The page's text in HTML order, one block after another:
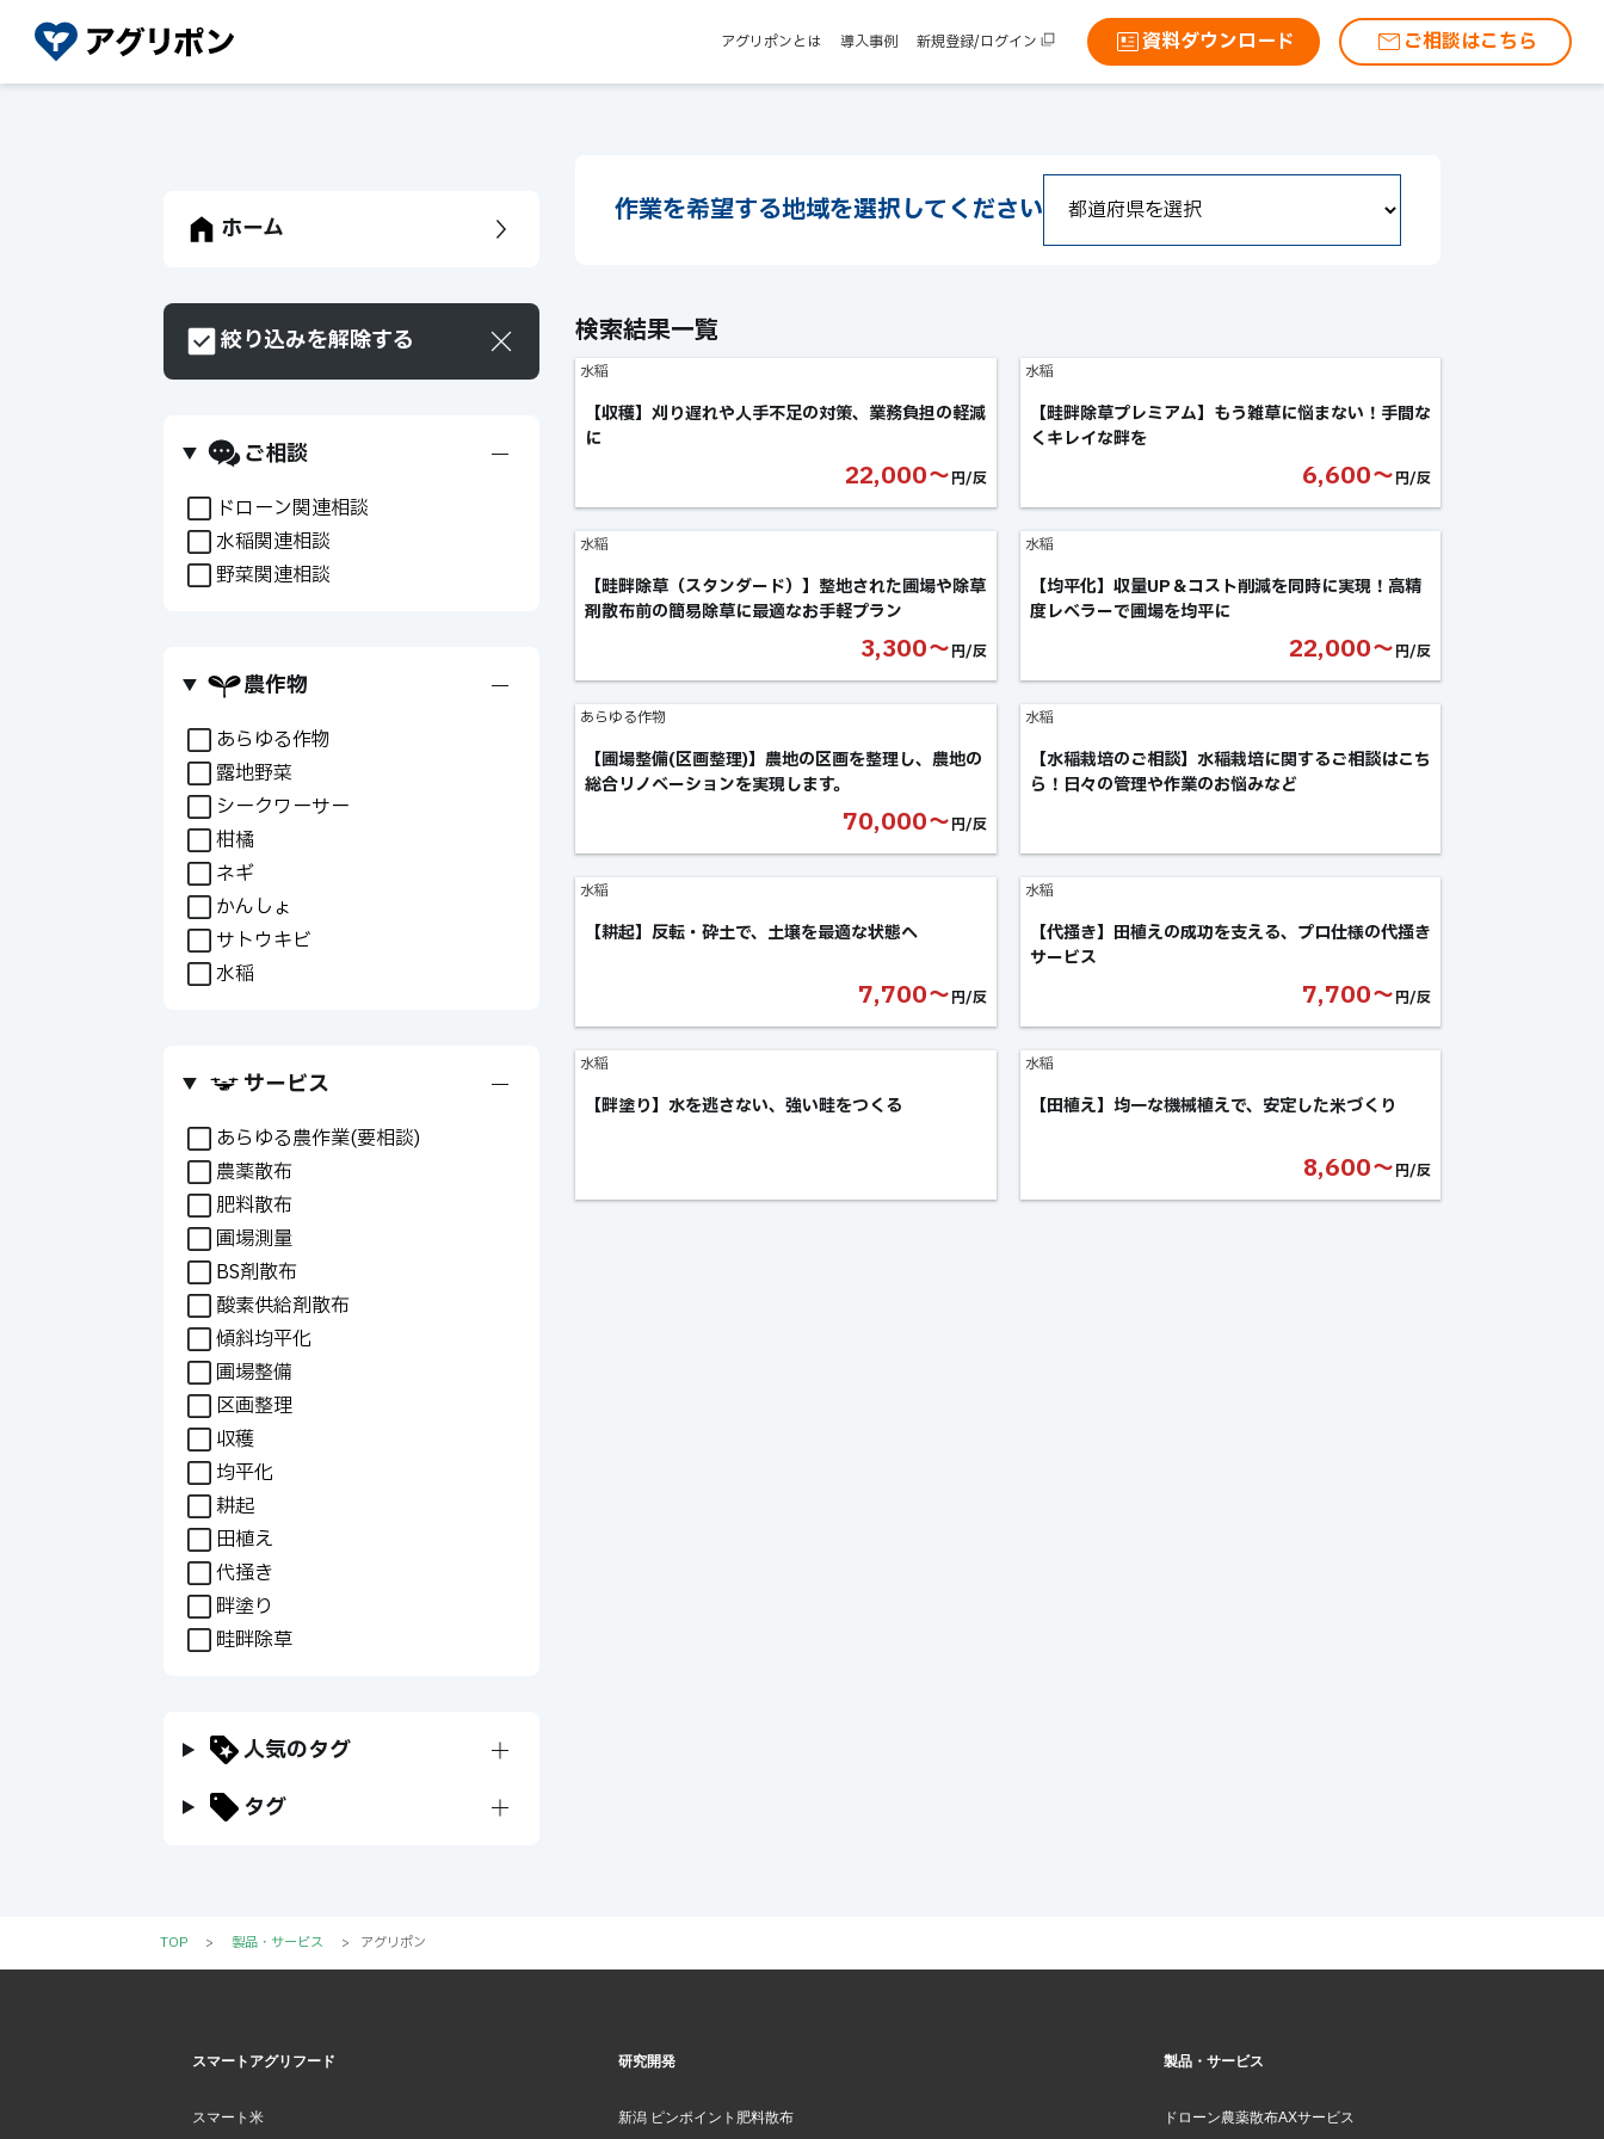
アグリポンとは 導入事例 新規登録/ログイン 資料ダウンロード ご相談はこちら
ホーム
絞り込みを解除する
ご相談
ドローン関連相談
水稲関連相談
野菜関連相談
農作物
あらゆる作物
露地野菜
シークワーサー
柑橘
ネギ
かんしょ
サトウキビ
水稲
サービス
あらゆる農作業(要相談)
農薬散布
肥料散布
圃場測量
BS剤散布
酸素供給剤散布
傾斜均平化
圃場整備
区画整理
収穫
均平化
耕起
田植え
代掻き
畔塗り
畦畔除草
人気のタグ
タグ
作業を希望する地域を選択してください
検索結果一覧
水稲
【収穫】刈り遅れや人手不足の対策、業務負担の軽減
に
22,000〜円/反
水稲
【畦畔除草プレミアム】もう雑草に悩まない！手間な
くキレイな畔を
6,600〜円/反
水稲
【畦畔除草（スタンダード）】整地された圃場や除草
剤散布前の簡易除草に最適なお手軽プラン
3,300〜円/反
水稲
【均平化】収量UP＆コスト削減を同時に実現！高精
度レベラーで圃場を均平に
22,000〜円/反
あらゆる作物
【圃場整備(区画整理)】農地の区画を整理し、農地の
総合リノベーションを実現します。
70,000〜円/反
水稲
【水稲栽培のご相談】水稲栽培に関するご相談はこち
ら！日々の管理や作業のお悩みなど
水稲
【耕起】反転・砕土で、土壌を最適な状態へ
7,700〜円/反
水稲
【代掻き】田植えの成功を支える、プロ仕様の代掻き
サービス
7,700〜円/反
水稲
【畔塗り】水を逃さない、強い畦をつくる
水稲
【田植え】均一な機械植えで、安定した米づくり
8,600〜円/反
TOP > 製品・サービス > アグリポン
スマートアグリフード
スマート米
研究開発
新潟 ピンポイント肥料散布
製品・サービス
ドローン農薬散布AXサービス